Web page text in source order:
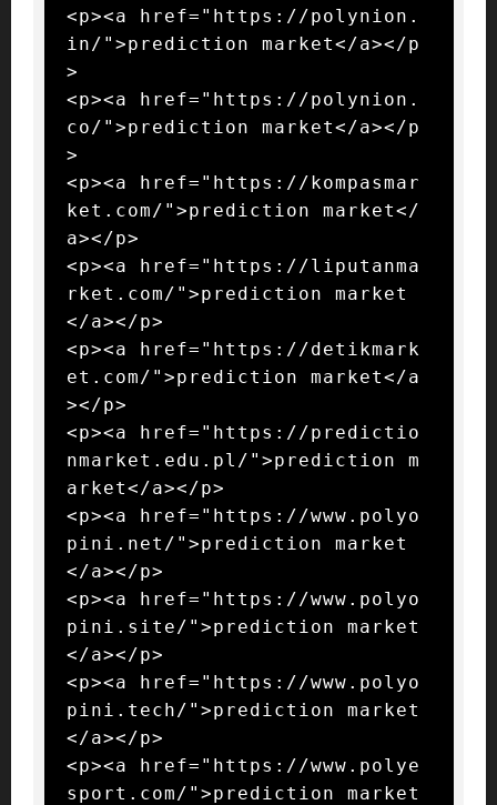
<p><a href="https://polynion.
in/">prediction market</a></p
>
<p><a href="https://polynion.
co/">prediction market</a></p
>
<p><a href="https://kompasmar
ket.com/">prediction market</
a></p>
<p><a href="https://liputanma
rket.com/">prediction market
</a></p>
<p><a href="https://detikmark
et.com/">prediction market</a
></p>
<p><a href="https://predictio
nmarket.edu.pl/">prediction m
arket</a></p>
<p><a href="https://www.polyo
pini.net/">prediction market
</a></p>
<p><a href="https://www.polyo
pini.site/">prediction market
</a></p>
<p><a href="https://www.polyo
pini.tech/">prediction market
</a></p>
<p><a href="https://www.polye
sport.com/">prediction market